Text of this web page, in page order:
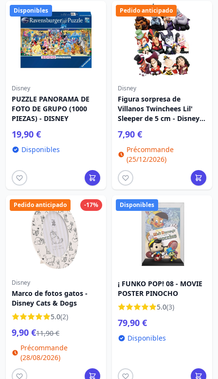
Disponibles
Disney
PUZZLE PANORAMA DE
FOTO DE GRUPO (1000
PIEZAS) - DISNEY
19,90 €
Disponibles
Pedido anticipado
Disney
Figura sorpresa de
Villanos Twinchees Lil'
Sleeper de 5 cm - Disney
7,90 €
Précommande
(25/12/2026)
-17%
Pedido anticipado
Disney
Marco de fotos gatos -
Disney Cats & Dogs
5.0(2)
9,90 €11,90 €
Précommande
(28/08/2026)
Disponibles
¡ FUNKO POP! 08 - MOVIE
POSTER PINOCHO
5.0(3)
79,90 €
Disponibles